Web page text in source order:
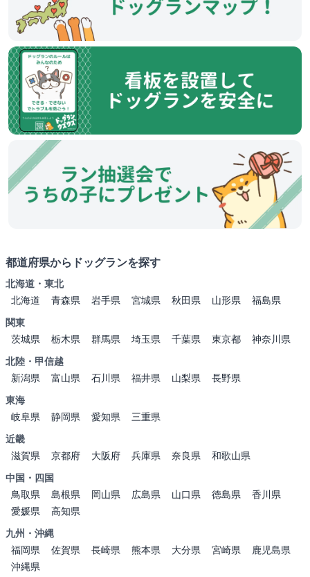
都道府県からドッグランを探す
北海道・東北
北海道
青森県 岩手県 宮城県 秋田県 山形県
福島県
関東
茨城県
栃木県 群馬県 埼玉県 千葉県 東京都
神奈川県
北陸・甲信越
新潟県
富山県 石川県 福井県 山梨県
長野県
東海
岐阜県
静岡県 愛知県
三重県
近畿
滋賀県
京都府 大阪府 兵庫県 奈良県
和歌山県
中国・四国
鳥取県
島根県 岡山県 広島県 山口県 徳島県
香川県
愛媛県
高知県
九州・沖縄
福岡県
佐賀県 長崎県 熊本県 大分県 宮崎県
鹿児島県
沖縄県